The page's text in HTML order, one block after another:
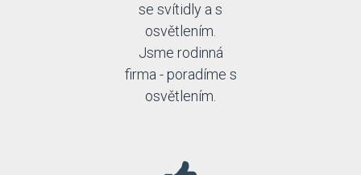
se svítidly a s
osvětlením.
Jsme rodinná
firma - poradíme s
osvětlením.